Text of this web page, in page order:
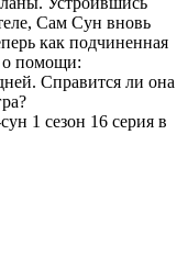
Сам Сун вновь
как подчиненная
помощи:
Справится ли она
1 сезон 16 серия в